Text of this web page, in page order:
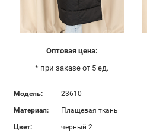
Оптовая цена:
* при заказе от 5 ед.
Модель:
23610
Материал:
Плащевая ткань
Цвет:
черный 2